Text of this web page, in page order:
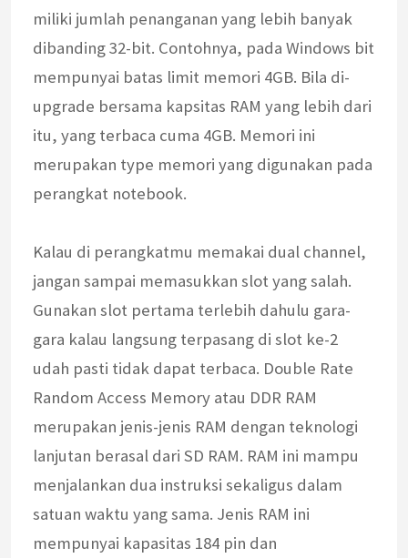
miliki jumlah penanganan yang lebih banyak
dibanding 32-bit. Contohnya, pada Windows bit
mempunyai batas limit memori 4GB. Bila di-
upgrade bersama kapsitas RAM yang lebih dari
itu, yang terbaca cuma 4GB. Memori ini
merupakan type memori yang digunakan pada
perangkat notebook.
Kalau di perangkatmu memakai dual channel,
jangan sampai memasukkan slot yang salah.
Gunakan slot pertama terlebih dahulu gara-
gara kalau langsung terpasang di slot ke-2
udah pasti tidak dapat terbaca. Double Rate
Random Access Memory atau DDR RAM
merupakan jenis-jenis RAM dengan teknologi
lanjutan berasal dari SD RAM. RAM ini mampu
menjalankan dua instruksi sekaligus dalam
satuan waktu yang sama. Jenis RAM ini
mempunyai kapasitas 184 pin dan